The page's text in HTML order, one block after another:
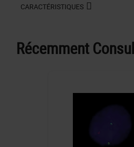
CARACTÉRISTIQUES
Récemment